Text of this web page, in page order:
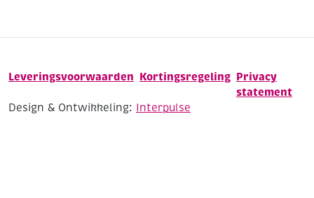
Leveringsvoorwaarden Kortingsregeling Privacy
statement
Design & Ontwikkeling: Interpulse